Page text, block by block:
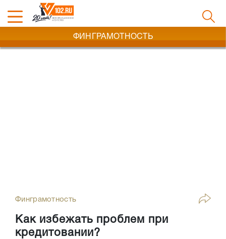
ФИНГРАМОТНОСТЬ
Финграмотность
Как избежать проблем при
кредитовании?